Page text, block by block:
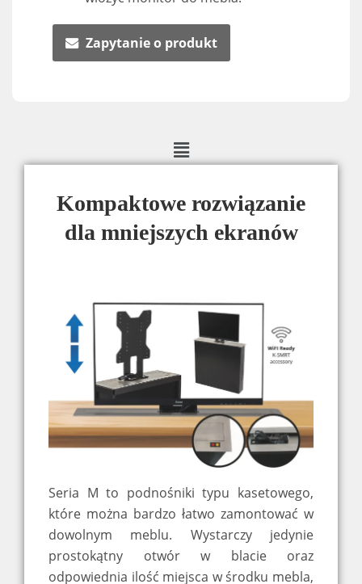
Zapytanie o produkt
Kompaktowe rozwiązanie
dla mniejszych ekranów
Seria M to podnośniki typu kasetowego,
które można bardzo łatwo zamontować w
dowolnym meblu. Wystarczy jedynie
prostokątny otwór w blacie oraz
odpowiednia ilość miejsca w środku mebla,